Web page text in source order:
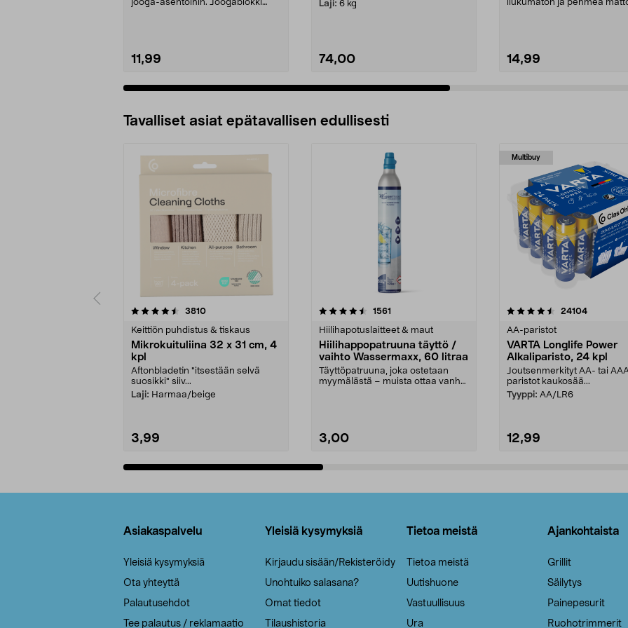
jooga-asentoihin. Joogablokki
11,99
Laji: 6 kg
74,00
liukumaton ja pehmeä
14,99
Tavalliset asiat epätavallisen edullisesti
3810arvostelut
Keittiön puhdistus & tiskaus
Mikrokuituliina 32 x 31 cm, 4
kpl
Aftonbladetin "itsestään selvä
suosikki" siiv...
Laji: Harmaa/beige
3,99
4.5viidestä
1561
Hiilihapotuslaitteet & maut
Hiilihappopatruuna täyttö /
vaihto Wassermaxx, 60 litraa
Täyttöpatruuna, joka ostetaan
myymälästä – muista ottaa vanha
3,00
Multibuy
4.5viidestä
24104arvostelut
AA-paristot
VARTA Longlife Power
Alkaliparisto, 24 kpl
Joutsenmerkityt AA- tai
paristot kaukosää...
Tyyppi: AA/LR6
12,99
4.5viidestä
Asiakaspalvelu
Yleisiä kysymyksiä
Ota yhteyttä
Palautusehdot
Tee palautus / reklamaatio
Yleisiä kysymyksiä
Kirjaudu sisään/Rekisteröidy
Unohtuiko salasana?
Omat tiedot
Tilaushistoria
Tietoa meistä
Tietoa meistä
Uutishuone
Vastuullisuus
Ura
Ajankohtaista
Grillit
Säilytys
Painepesurit
Ruohotrimmerit